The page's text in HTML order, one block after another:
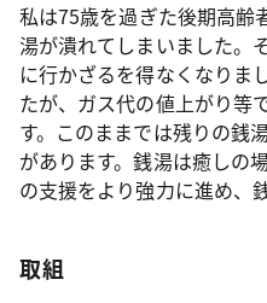
私は75歳を過ぎた後期高齢
湯が潰れてしまいました。
に行かざるを得なくなりま
たが、ガス代の値上がり等
す。このままでは残りの銭
があります。銭湯は癒しの
の支援をより強力に進め、
取組